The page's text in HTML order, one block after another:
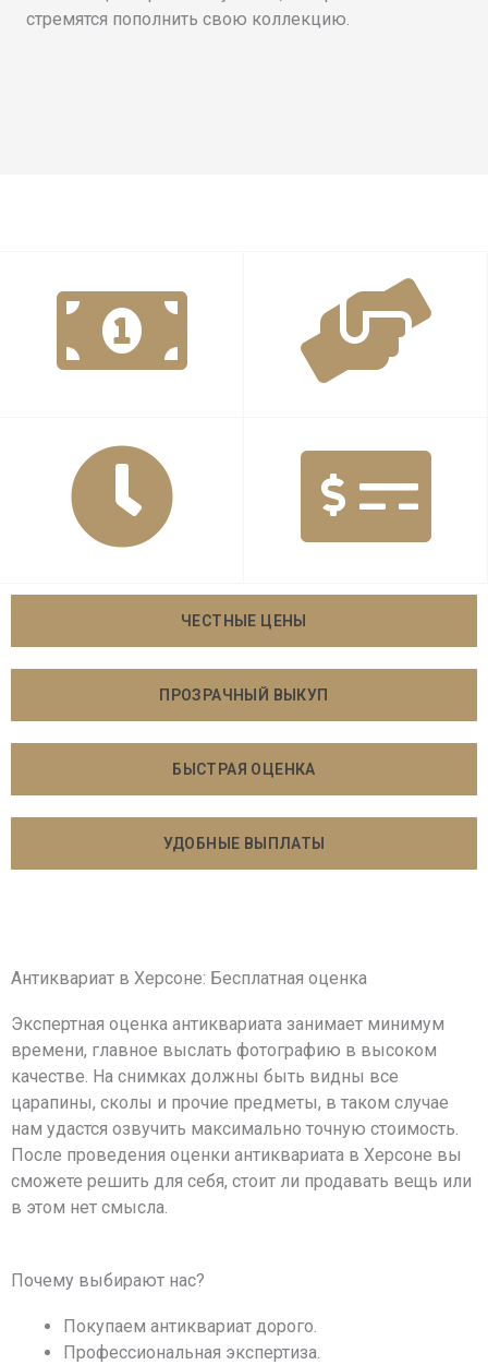
стремятся пополнить свою коллекцию.
ЧЕСТНЫЕ ЦЕНЫ
ПРОЗРАЧНЫЙ ВЫКУП
БЫСТРАЯ ОЦЕНКА
УДОБНЫЕ ВЫПЛАТЫ
Антиквариат в Херсоне: Бесплатная оценка
Экспертная оценка антиквариата занимает минимум
времени, главное выслать фотографию в высоком
качестве. На снимках должны быть видны все
царапины, сколы и прочие предметы, в таком случае
нам удастся озвучить максимально точную стоимость.
После проведения оценки антиквариата в Херсоне вы
сможете решить для себя, стоит ли продавать вещь или
в этом нет смысла.
Почему выбирают нас?
Покупаем антиквариат дорого.
Профессиональная экспертиза.